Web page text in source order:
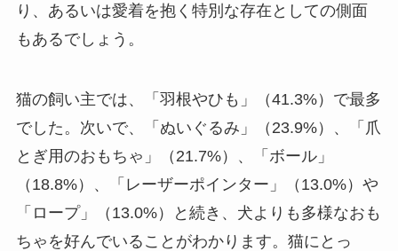
り、あるいは愛着を抱く特別な存在としての側面
もあるでしょう。
猫の飼い主では、「羽根やひも」（41.3%）で最多
でした。次いで、「ぬいぐるみ」（23.9%）、「爪
とぎ用のおもちゃ」（21.7%）、「ボール」
（18.8%）、「レーザーポインター」（13.0%）や
「ロープ」（13.0%）と続き、犬よりも多様なおも
ちゃを好んでいることがわかります。猫にとっ